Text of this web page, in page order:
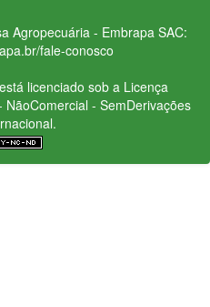
Agropecuária - Embrapa SAC:
fale-conosco
licenciado sob a Licença
- SemDerivações